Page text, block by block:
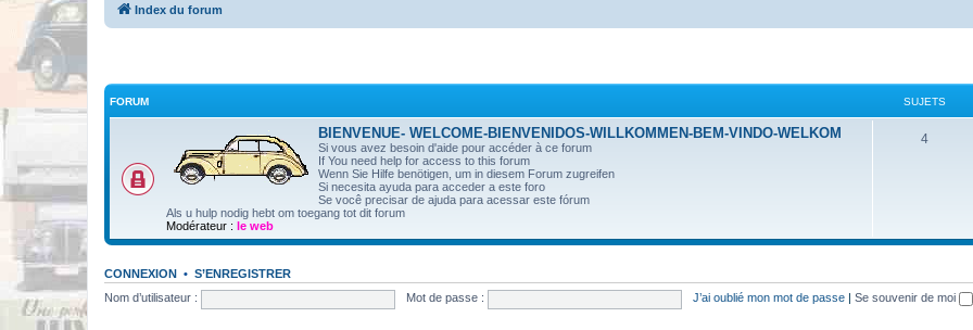
Index du forum
FORUM SUJETS
BIENVENUE- WELCOME-BIENVENIDOS-WILLKOMMEN-BEM-VINDO-WELKOM
Si vous avez besoin d'aide pour accéder à ce forum
If You need help for access to this forum
Wenn Sie Hilfe benötigen, um in diesem Forum zugreifen
Si necesita ayuda para acceder a este foro
Se você precisar de ajuda para acessar este fórum
Als u hulp nodig hebt om toegang tot dit forum
Modérateur : le web
4
CONNEXION • S’ENREGISTRER
Nom d’utilisateur :
Mot de passe : J’ai oublié mon mot de passe Se souvenir de moi